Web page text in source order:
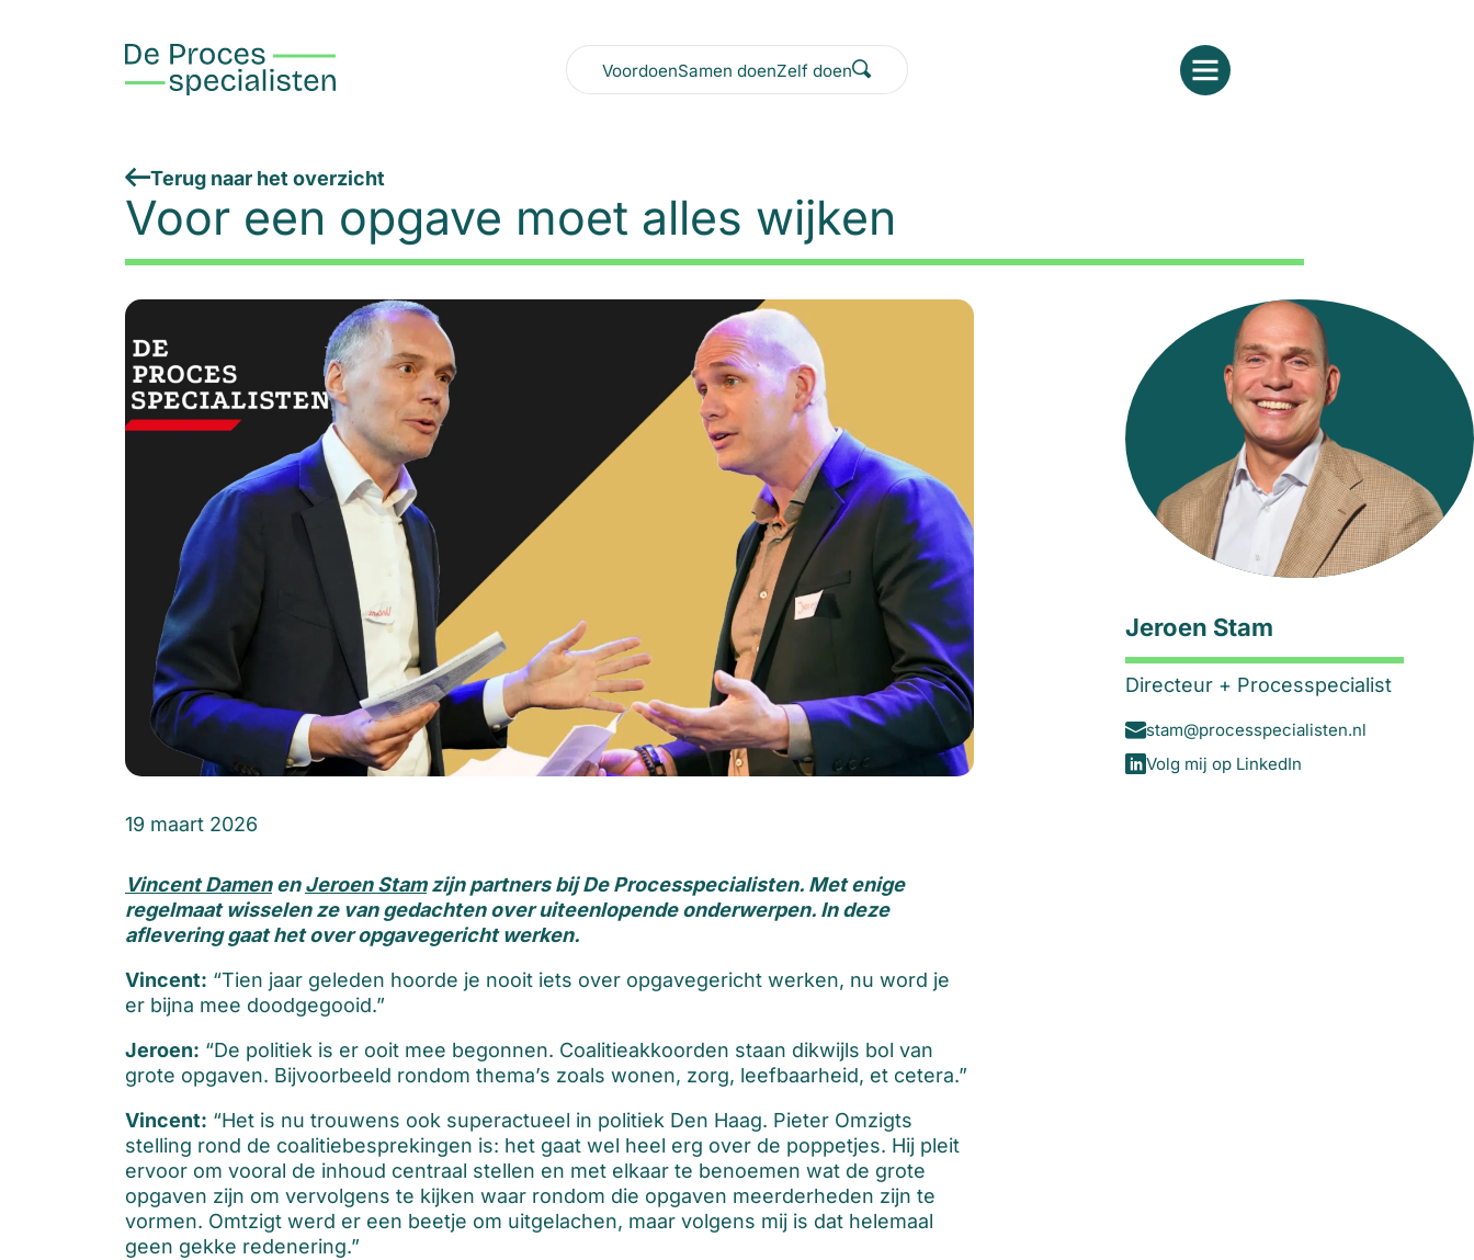
VoordoenSamen doenZelf doen
Terug naar het overzicht
Voor een opgave moet alles wijken
Jeroen Stam
Directeur + Processpecialist
stam@processpecialisten.nl
Volg mij op LinkedIn
19 maart 2026
Vincent DamenenJeroen Stamzijn partners bij De Processpecialisten. Met enige
regelmaat wisselen ze van gedachten over uiteenlopende onderwerpen. In deze
aflevering gaat het over opgavegericht werken.
Vincent: “Tien jaar geleden hoorde je nooit iets over opgavegericht werken, nu word je
er bijna mee doodgegooid.”
Jeroen: “De politiek is er ooit mee begonnen. Coalitieakkoorden staan dikwijls bol van
grote opgaven. Bijvoorbeeld rondom thema’s zoals wonen, zorg, leefbaarheid, et cetera.”
Vincent: “Het is nu trouwens ook superactueel in politiek Den Haag. Pieter Omzigts
stelling rond de coalitiebesprekingen is: het gaat wel heel erg over de poppetjes. Hij pleit
ervoor om vooral de inhoud centraal stellen en met elkaar te benoemen wat de grote
opgaven zijn om vervolgens te kijken waar rondom die opgaven meerderheden zijn te
vormen. Omtzigt werd er een beetje om uitgelachen, maar volgens mij is dat helemaal
geen gekke redenering.”